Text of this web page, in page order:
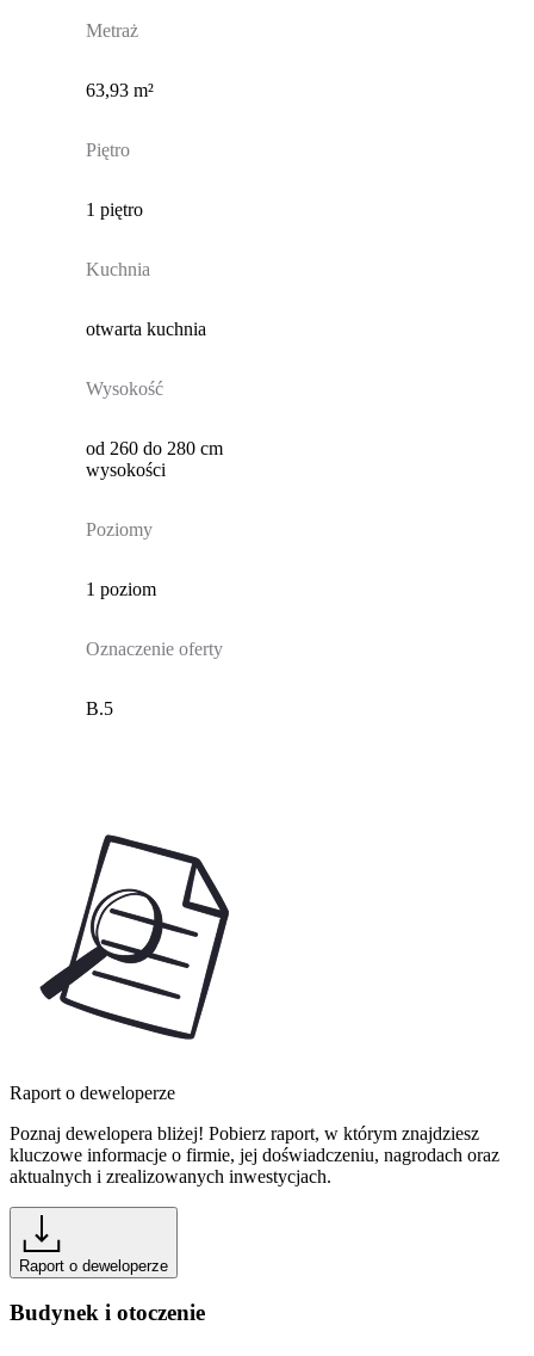
Metraż
63,93 m²
Piętro
1 piętro
Kuchnia
otwarta kuchnia
Wysokość
od 260 do 280 cm
wysokości
Poziomy
1 poziom
Oznaczenie oferty
B.5
Raport o deweloperze
Poznaj dewelopera bliżej! Pobierz raport, w którym znajdziesz
kluczowe informacje o firmie, jej doświadczeniu, nagrodach oraz
aktualnych i zrealizowanych inwestycjach.
Raport o deweloperze
Budynek i otoczenie